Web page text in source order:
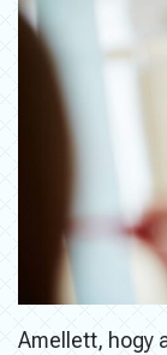
Amellett, hogy